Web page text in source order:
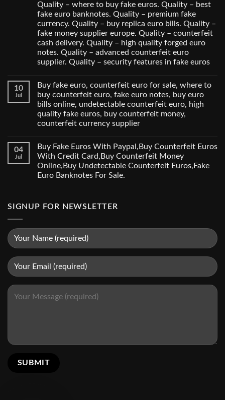
Quality – where to buy fake euros. Quality – best
fake euro banknotes. Quality – premium fake
currency. Quality – buy replica euro bills. Quality –
fake money supplier europe. Quality – counterfeit
cash delivery. Quality – high quality forged euro
notes. Quality – advanced counterfeit euro
supplier. Quality – security features in fake euros
10
Jul
Buy fake euro, counterfeit euro for sale, where to
buy counterfeit euro, fake euro notes, buy euro
bills online, undetectable counterfeit euro, high
quality fake euros, buy counterfeit money,
counterfeit currency supplier
04
Jul
Buy Fake Euros With Paypal,Buy Counterfeit Euros
With Credit Card,Buy Counterfeit Money
Online,Buy Undetectable Counterfeit Euros,Fake
Euro Banknotes For Sale.
SIGNUP FOR NEWSLETTER